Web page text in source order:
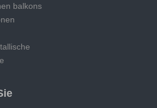
balkons